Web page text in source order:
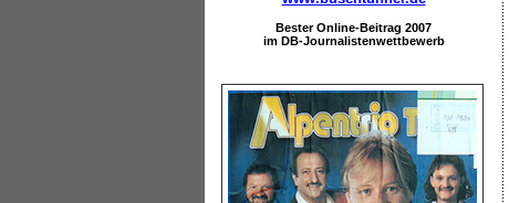
Bester Online-Beitrag 2007
im DB-Journalistenwettbewerb